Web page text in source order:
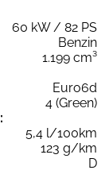
60 kW / 82 PS
Benzin
1.199 cm³
Euro6d
4 (Green)
5,4 l/100km
123 g/km
D